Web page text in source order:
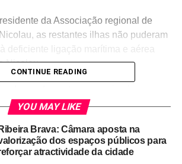
da Associação regional de
as restantes ilhas não puderam
deficiente ligação marítima e aérea
Nicolau.
em 68 km, com o seguinte
Ribeira Prata/Ribeira Brava.
aconteceu este domingo, em 70 km, no
Juncalinho/Tarrafal.
CONTINUE READING
YOU MAY LIKE
Ribeira Brava: Câmara aposta na
dos espaços públicos para
atractividade da cidade